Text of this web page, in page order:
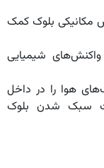
مکانیکی بلوک کمک
واکنش‌های شیمیایی
هوا را در داخل
سبک شدن بلوک